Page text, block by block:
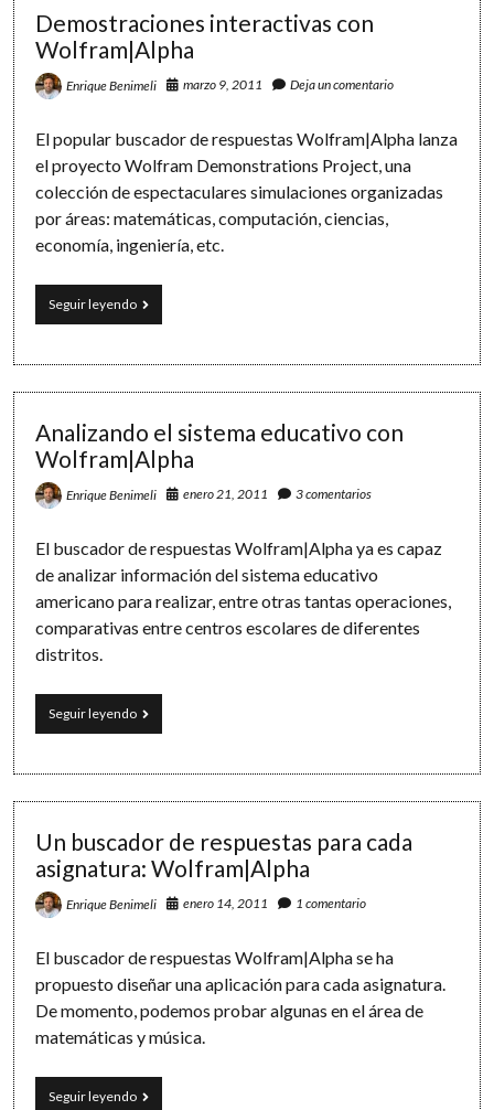
Demostraciones interactivas con
Wolfram|Alpha
Enrique Benimeli marzo 9, 2011 Deja un comentario
El popular buscador de respuestas Wolfram|Alpha lanza
el proyecto Wolfram Demonstrations Project, una
colección de espectaculares simulaciones organizadas
por áreas: matemáticas, computación, ciencias,
economía, ingeniería, etc.
Seguir leyendoDemostraciones
interactivas
Wolfram|Alpha
Analizando el sistema educativo con
Wolfram|Alpha
Enrique Benimeli enero 21, 2011 3 comentarios
El buscador de respuestas Wolfram|Alpha ya es capaz
de analizar información del sistema educativo
americano para realizar, entre otras tantas operaciones,
comparativas entre centros escolares de diferentes
distritos.
Seguir leyendoAnalizando
el
educativo
Un buscador de respuestas para cada
asignatura: Wolfram|Alpha
Enrique Benimeli enero 14, 2011 1 comentario
El buscador de respuestas Wolfram|Alpha se ha
propuesto diseñar una aplicación para cada asignatura.
De momento, podemos probar algunas en el área de
matemáticas y música.
Seguir leyendoUn